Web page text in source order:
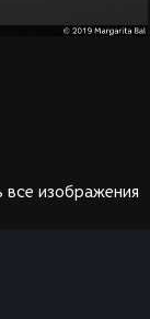
все изображения